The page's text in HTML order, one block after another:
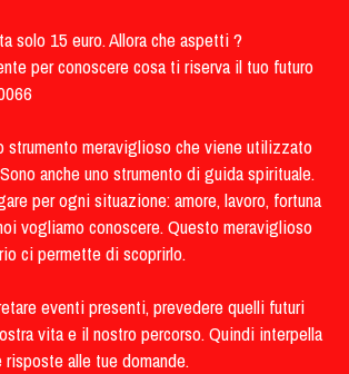
solo 15 euro. Allora che aspetti ?
per conoscere cosa ti riserva il tuo futuro
strumento meraviglioso che viene utilizzato
anche uno strumento di guida spirituale.
per ogni situazione: amore, lavoro, fortuna
vogliamo conoscere. Questo meraviglioso
ci permette di scoprirlo.
eventi presenti, prevedere quelli futuri
vita e il nostro percorso. Quindi interpella
alle tue domande.